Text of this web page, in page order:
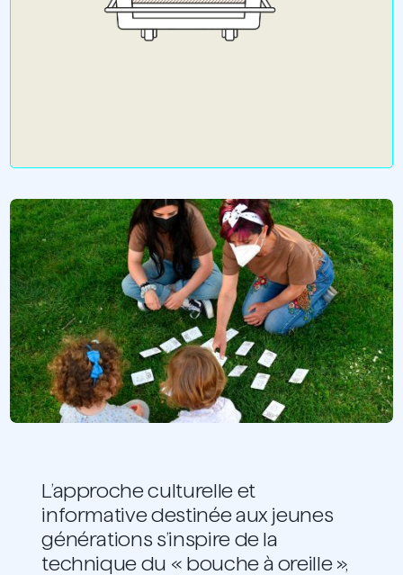
L’approche culturelle et
informative destinée aux jeunes
générations s’inspire de la
technique du « bouche à oreille »,